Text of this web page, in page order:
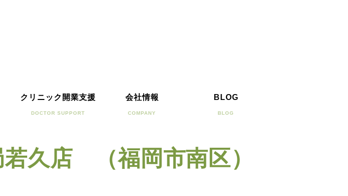
クリニック開業支援
DOCTOR SUPPORT
会社情報
COMPANY
BLOG
BLOG
久店 （福岡市南区）